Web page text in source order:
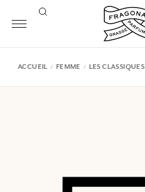
ACCUEIL FEMME LES